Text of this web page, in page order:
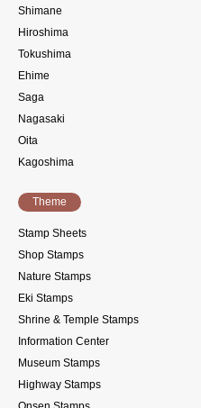
Shimane
Hiroshima
Tokushima
Ehime
Saga
Nagasaki
Oita
Kagoshima
Theme
Stamp Sheets
Shop Stamps
Nature Stamps
Eki Stamps
Shrine & Temple Stamps
Information Center
Museum Stamps
Highway Stamps